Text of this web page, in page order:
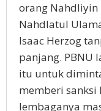
orang Nahdliyin
Nahdlatul
Isaac Herzog
panjang. PBNU
itu untuk
memberi
lembaganya